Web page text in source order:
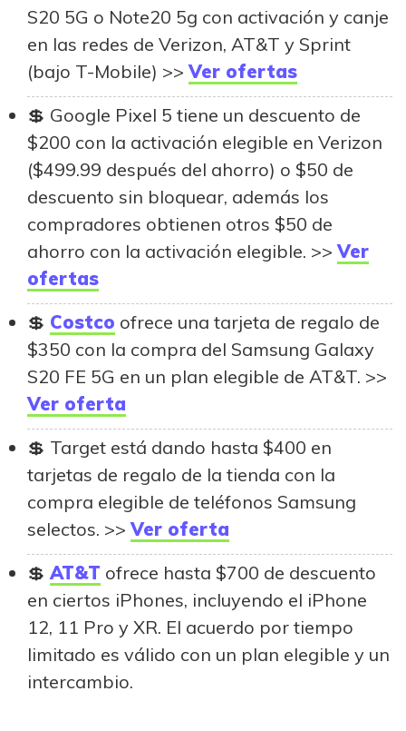
S20 5G o Note20 5g con activación y canje
en las redes de Verizon, AT&T y Sprint
(bajo T-Mobile) >>Ver ofertas
Google Pixel 5 tiene un descuento de
$200 con la activación elegible en Verizon
($499.99 después del ahorro) o $50 de
descuento sin bloquear, además los
compradores obtienen otros $50 de
ahorro con la activación elegible. >>Ver
ofertas
Costco ofrece una tarjeta de regalo de
$350 con la compra del Samsung Galaxy
S20 FE 5G en un plan elegible de AT&T. >>
Ver oferta
Target está dando hasta $400 en
tarjetas de regalo de la tienda con la
compra elegible de teléfonos Samsung
selectos. >>Ver oferta
AT&T ofrece hasta $700 de descuento
en ciertos iPhones, incluyendo el iPhone
12, 11 Pro y XR. El acuerdo por tiempo
limitado es válido con un plan elegible y un
intercambio.